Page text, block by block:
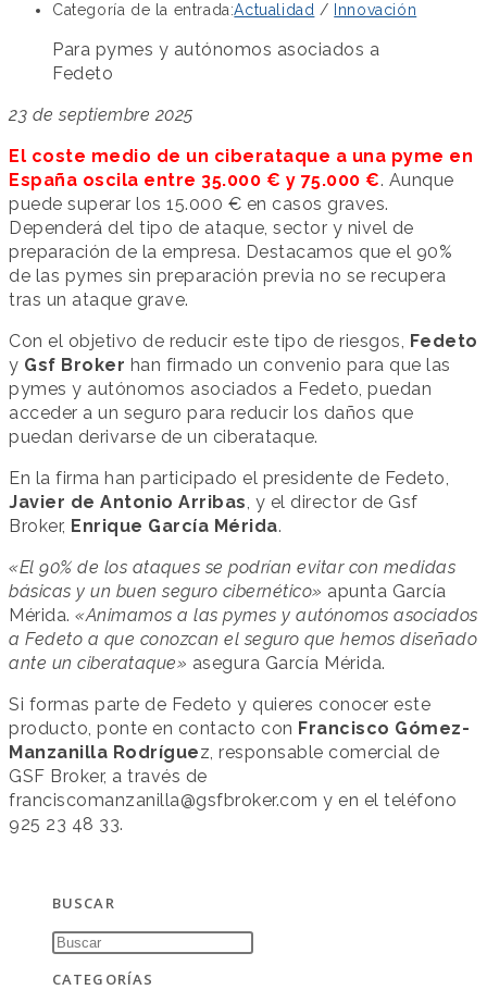
Categoría de la entrada:Actualidad / Innovación
Para pymes y autónomos asociados a
Fedeto
23 de septiembre 2025
El coste medio de un ciberataque a una pyme en
España oscila entre 35.000 € y 75.000 €. Aunque
puede superar los 15.000 € en casos graves.
Dependerá del tipo de ataque, sector y nivel de
preparación de la empresa. Destacamos que el 90%
de las pymes sin preparación previa no se recupera
tras un ataque grave.
Con el objetivo de reducir este tipo de riesgos, Fedeto
y Gsf Broker han firmado un convenio para que las
pymes y autónomos asociados a Fedeto, puedan
acceder a un seguro para reducir los daños que
puedan derivarse de un ciberataque.
En la firma han participado el presidente de Fedeto,
Javier de Antonio Arribas, y el director de Gsf
Broker, Enrique García Mérida.
«El 90% de los ataques se podrían evitar con medidas
básicas y un buen seguro cibernético» apunta García
Mérida. «Animamos a las pymes y autónomos asociados
a Fedeto a que conozcan el seguro que hemos diseñado
ante un ciberataque» asegura García Mérida.
Si formas parte de Fedeto y quieres conocer este
producto, ponte en contacto con Francisco Gómez-
Manzanilla Rodríguez, responsable comercial de
GSF Broker, a través de
franciscomanzanilla@gsfbroker.com y en el teléfono
925 23 48 33.
BUSCAR
CATEGORÍAS